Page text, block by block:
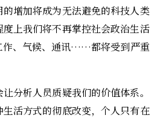
增加将成为无法避免的科技人类
上我们将不再掌控社会政治生活
作、气候、通讯……都将受到严重
分析人员质疑我们的价值体系。
活方式的彻底改变，个人只有在